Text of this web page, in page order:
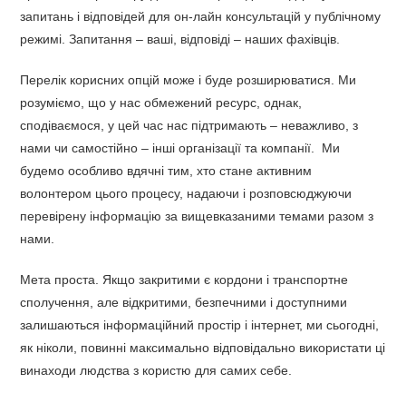
запитань і відповідей для он-лайн консультацій у публічному
режимі. Запитання – ваші, відповіді – наших фахівців.
Перелік корисних опцій може і буде розширюватися. Ми
розуміємо, що у нас обмежений ресурс, однак,
сподіваємося, у цей час нас підтримають – неважливо, з
нами чи самостійно – інші організації та компанії. Ми
будемо особливо вдячні тим, хто стане активним
волонтером цього процесу, надаючи і розповсюджуючи
перевірену інформацію за вищевказаними темами разом з
нами.
Мета проста. Якщо закритими є кордони і транспортне
сполучення, але відкритими, безпечними і доступними
залишаються інформаційний простір і інтернет, ми сьогодні,
як ніколи, повинні максимально відповідально використати ці
винаходи людства з користю для самих себе.